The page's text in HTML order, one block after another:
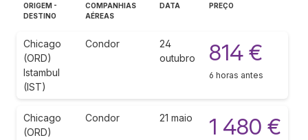
ORIGEM -
DESTINO
COMPANHIAS
AÉREAS
DATA PREÇO
Chicago
(ORD)
Istambul
(IST)
Condor
24
outubro
814 €
6 horas antes
Chicago
(ORD)
Condor 21 maio 1 480 €